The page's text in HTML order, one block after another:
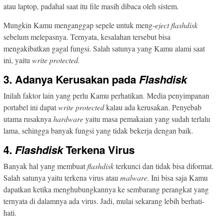
atau laptop, padahal saat itu file masih dibaca oleh sistem.
Mungkin Kamu menganggap sepele untuk meng-ejectflashdisk
sebelum melepasnya. Ternyata, kesalahan tersebut bisa
mengakibatkan gagal fungsi. Salah satunya yang Kamu alami saat
ini, yaitu write protected.
3. Adanya Kerusakan padaFlashdisk
Inilah faktor lain yang perlu Kamu perhatikan. Media penyimpanan
portabel ini dapatwriteprotectedkalau ada kerusakan. Penyebab
utama rusaknya hardwareyaitu masa pemakaian yang sudah terlalu
lama, sehingga banyak fungsi yang tidak bekerja dengan baik.
4. FlashdiskTerkena Virus
Banyak hal yang membuatflashdiskterkunci dan tidak bisa diformat.
Salah satunya yaitu terkena virus atau malware. Ini bisa saja Kamu
dapatkan ketika menghubungkannya ke sembarang perangkat yang
ternyata di dalamnya ada virus. Jadi, mulai sekarang lebih berhati-
hati.